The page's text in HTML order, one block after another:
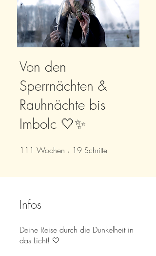
Von den
Sperrnächten &
Rauhnächte bis
Imbolc 🤍✨
111 Wochen 111 Wochen
19 Schritte
Infos
Deine Reise durch die Dunkelheit in
das Licht! 🤍